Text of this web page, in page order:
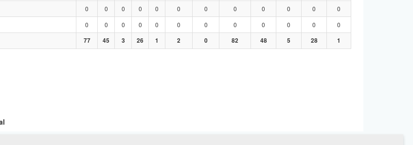
0 0 0 0 0 0 0 0 0 0 0
0
0 0 0 0 0 0 0 0 0 0 0
0
77 45 3 26 1 2 0 82 48 5 28 1